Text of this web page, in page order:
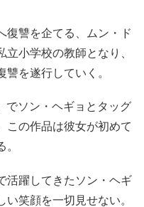
復讐を企てる、ムン・ド
小学校の教師となり、
を遂行していく。
でソン・ヘギョとタッグ
この作品は彼女が初めて
活躍してきたソン・ヘギ
い笑顔を一切見せない。